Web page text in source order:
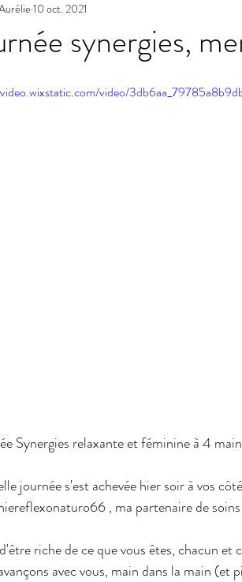
synergies,
10 oct. 2021
video/
Synergies relaxante et féminine à 4
journée s'est achevée hier soir à vos
, ma partenaire de
riche de ce que vous êtes, chacun et
avec vous, main dans la main (et